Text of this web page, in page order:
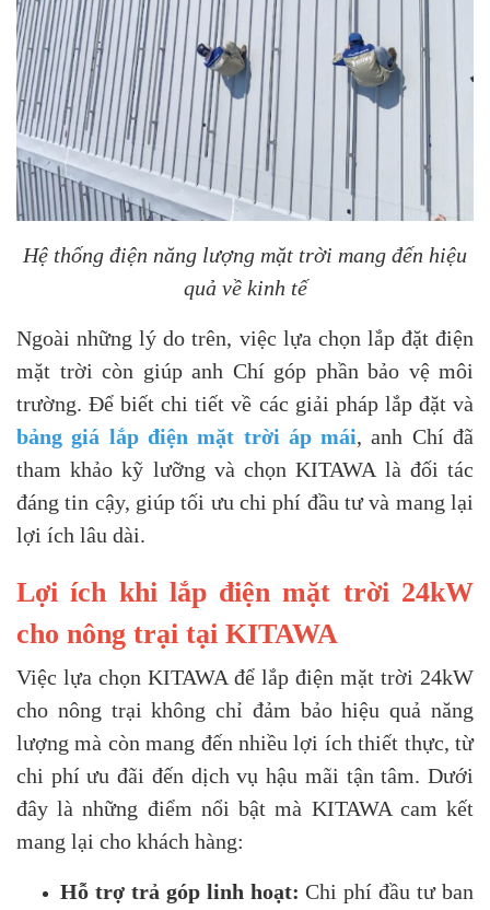
Hệ thống điện năng lượng mặt trời mang đến hiệu
quả về kinh tế
Ngoài những lý do trên, việc lựa chọn lắp đặt điện
mặt trời còn giúp anh Chí góp phần bảo vệ môi
trường. Để biết chi tiết về các giải pháp lắp đặt và
bảng giá lắp điện mặt trời áp mái, anh Chí đã
tham khảo kỹ lưỡng và chọn KITAWA là đối tác
đáng tin cậy, giúp tối ưu chi phí đầu tư và mang lại
lợi ích lâu dài.
Lợi ích khi lắp điện mặt trời 24kW
cho nông trại tại KITAWA
Việc lựa chọn KITAWA để lắp điện mặt trời 24kW
cho nông trại không chỉ đảm bảo hiệu quả năng
lượng mà còn mang đến nhiều lợi ích thiết thực, từ
chi phí ưu đãi đến dịch vụ hậu mãi tận tâm. Dưới
đây là những điểm nổi bật mà KITAWA cam kết
mang lại cho khách hàng:
Hỗ trợ trả góp linh hoạt: Chi phí đầu tư ban